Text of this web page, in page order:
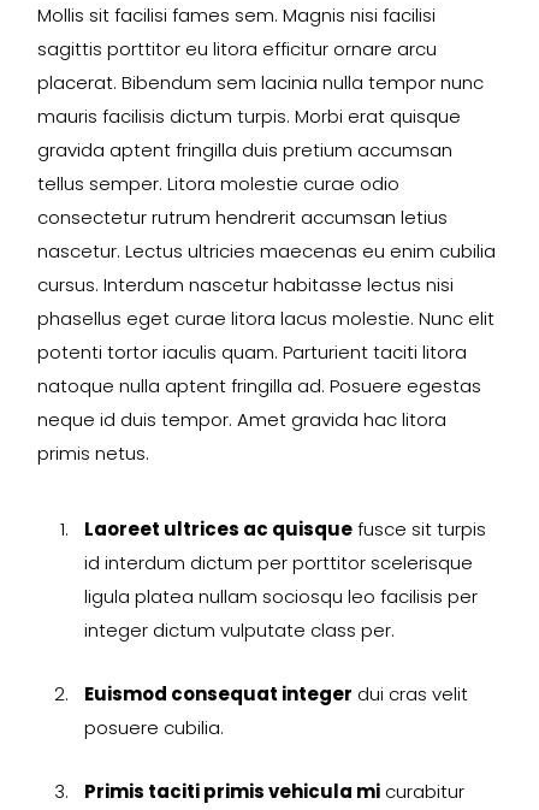
Mollis sit facilisi fames sem. Magnis nisi facilisi
sagittis porttitor eu litora efficitur ornare arcu
placerat. Bibendum sem lacinia nulla tempor nunc
mauris facilisis dictum turpis. Morbi erat quisque
gravida aptent fringilla duis pretium accumsan
tellus semper. Litora molestie curae odio
consectetur rutrum hendrerit accumsan letius
nascetur. Lectus ultricies maecenas eu enim cubilia
cursus. Interdum nascetur habitasse lectus nisi
phasellus eget curae litora lacus molestie. Nunc elit
potenti tortor iaculis quam. Parturient taciti litora
natoque nulla aptent fringilla ad. Posuere egestas
neque id duis tempor. Amet gravida hac litora
primis netus.
Laoreet ultrices ac quisquefusce sit turpis
id interdum dictum per porttitor scelerisque
ligula platea nullam sociosqu leo facilisis per
integer dictum vulputate class per.
Euismod consequat integer dui cras velit
posuere cubilia.
Primis taciti primis vehicula mi curabitur